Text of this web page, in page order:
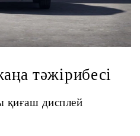
тәжірибесі
қиғаш дисплей